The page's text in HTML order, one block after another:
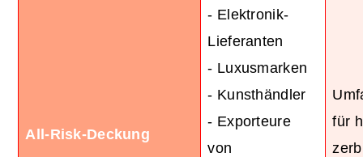
All-Risk-Deckung
- Elektronik-
Lieferanten
- Luxusmarken
- Kunsthändler
- Exporteure
von
für